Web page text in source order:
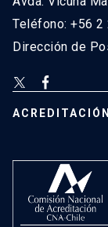
Teléfono: +56 2
Dirección de
ACREDITACIÓN